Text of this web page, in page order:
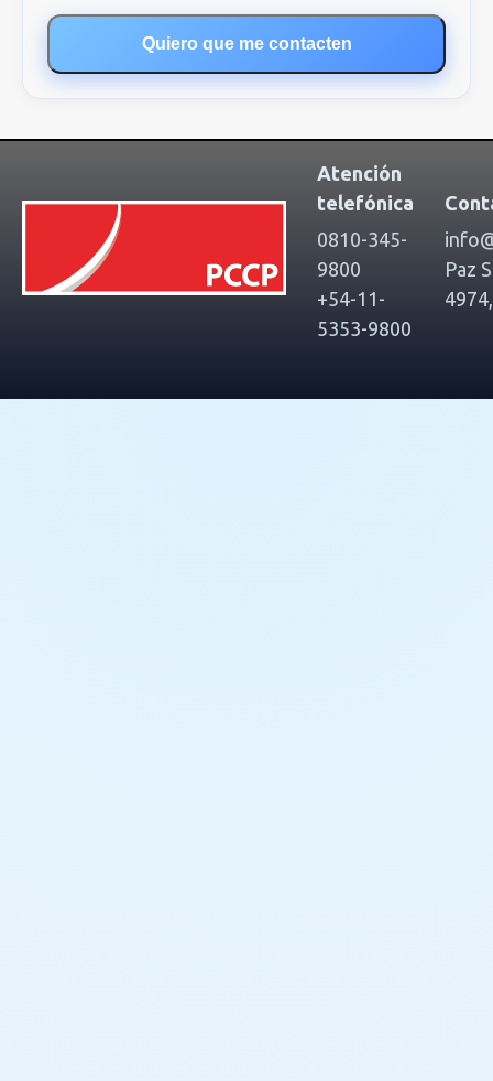
Quiero que me contacten
Atención
telefónica
0810-345-
9800
+54-11-
5353-9800
Paz